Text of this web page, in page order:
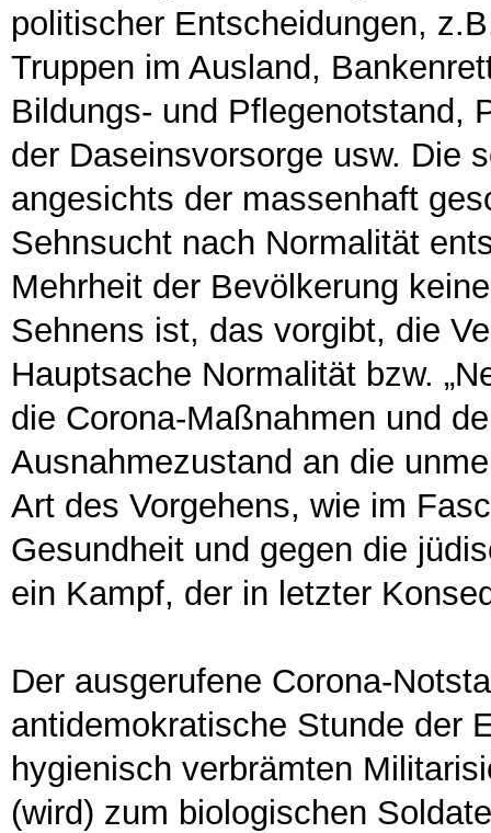
politischer Entscheidungen,
Truppen im Ausland,
Bildungs- und Pflegenotstand,
der Daseinsvorsorge usw. Die
angesichts der massenhaft
Sehnsucht nach Normalität
Mehrheit der Bevölkerung
Sehnens ist, das vorgibt, die
Hauptsache Normalität bzw.
die Corona-Maßnahmen und
Ausnahmezustand an die
Art des Vorgehens, wie im
Gesundheit und gegen die
ein Kampf, der in letzter
Der ausgerufene Corona-
antidemokratische Stunde der
hygienisch verbrämten
(wird) zum biologischen